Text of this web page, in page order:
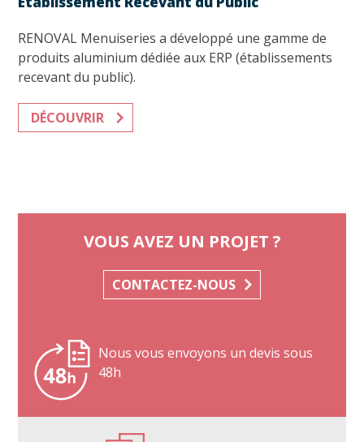
RENOVAL Menuiseries a développé une gamme de
produits aluminium dédiée aux ERP (établissements
recevant du public).
DÉCOUVRIR
VOUS AVEZ UN PROJET ?
CONTACTEZ-NOUS
Nous vous envoyons un devis sous
48h